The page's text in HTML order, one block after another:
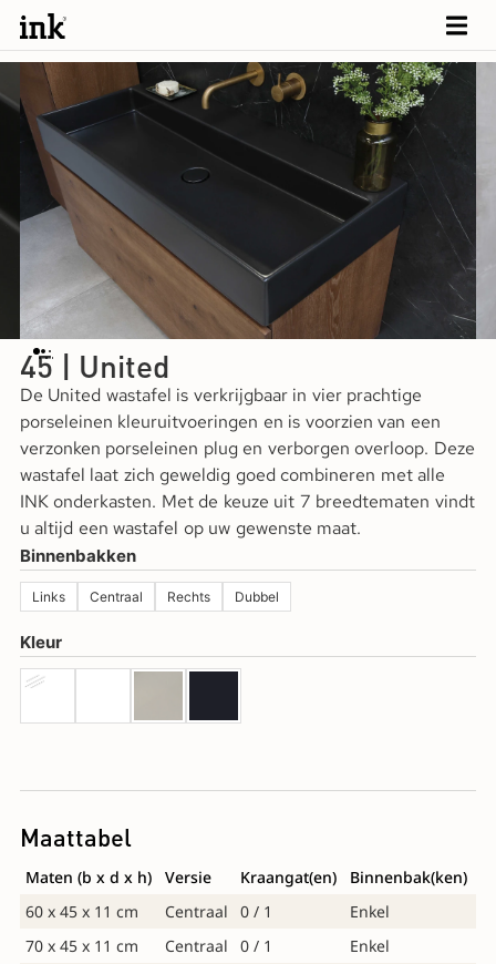
45 | United
De United wastafel is verkrijgbaar in vier prachtige
porseleinen kleuruitvoeringen en is voorzien van een
verzonken porseleinen plug en verborgen overloop. Deze
wastafel laat zich geweldig goed combineren met alle
INK onderkasten. Met de keuze uit 7 breedtematen vindt
u altijd een wastafel op uw gewenste maat.
Binnenbakken
Links Centraal Rechts Dubbel
Kleur
Maattabel
Maten (b x d x h) Versie Kraangat(en)
Binnenbak(ken)
60 x 45 x 11 cm
Centraal 0 / 1
Enkel
70 x 45 x 11 cm
Centraal 0 / 1
Enkel